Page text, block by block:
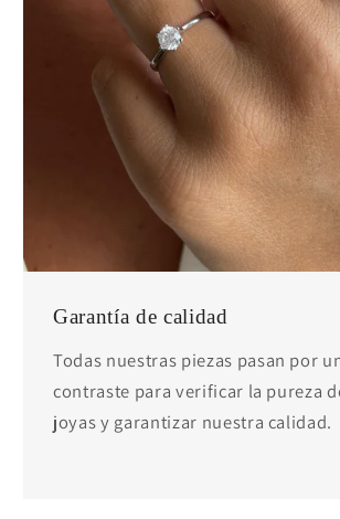
Garantía de calidad
Todas nuestras piezas pasan por
contraste para verificar la pureza
joyas y garantizar nuestra calidad.